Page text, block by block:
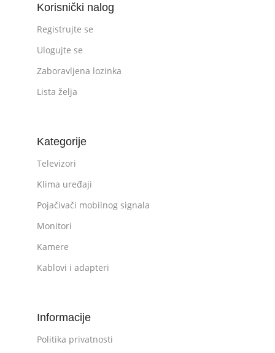
Korisnički nalog
Registrujte se
Ulogujte se
Zaboravljena lozinka
Lista želja
Kategorije
Televizori
Klima uređaji
Pojačivači mobilnog signala
Monitori
Kamere
Kablovi i adapteri
Informacije
Politika privatnosti